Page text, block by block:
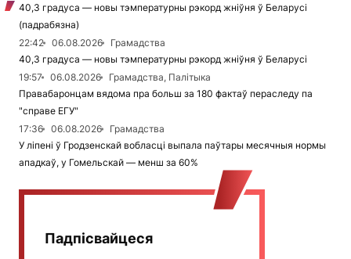
40,3 градуса — новы тэмпературны рэкорд жніўня ў Беларусі
(падрабязна)
22:42
06.08.2026
Грамадства
40,3 градуса — новы тэмпературны рэкорд жніўня ў Беларусі
19:57
06.08.2026
Грамадства, Палітыка
Правабаронцам вядома пра больш за 180 фактаў пераследу па
"справе ЕГУ"
17:36
06.08.2026
Грамадства
У ліпені ў Гродзенскай вобласці выпала паўтары месячныя нормы
ападкаў, у Гомельскай — менш за 60%
Падпісвайцеся